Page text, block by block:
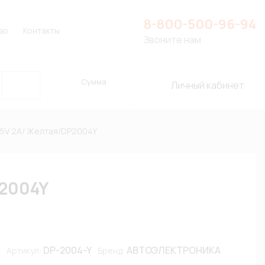
Контакты 8-800-500-96-94
Звоните нам
Сумма Личный кабинет
2A/ Желтая/DP2004Y
DP-2004-Y АВТОЭЛЕКТРОНИКА